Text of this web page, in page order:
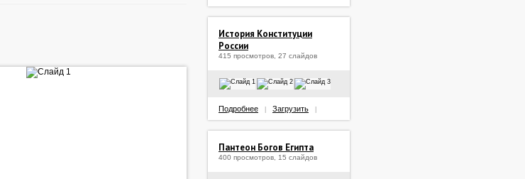
История Конституции
России
415 просмотров, 27 слайдов
Подробнее Загрузить
Пантеон Богов Египта
400 просмотров, 15 слайдов